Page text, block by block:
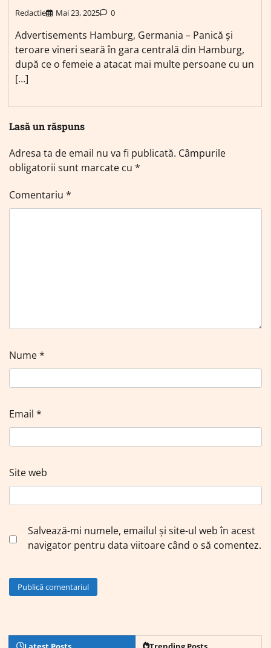
Redactie Mai 23, 2025 0
Advertisements Hamburg, Germania – Panică și
teroare vineri seară în gara centrală din Hamburg,
după ce o femeie a atacat mai multe persoane cu un
[…]
Lasă un răspuns
Adresa ta de email nu va fi publicată. Câmpurile
obligatorii sunt marcate cu *
Comentariu *
Nume*
Email *
Site web
Salvează-mi numele, emailul și site-ul web în acest
navigator pentru data viitoare când o să comentez.